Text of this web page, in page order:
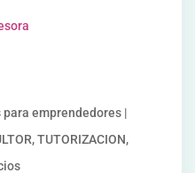
para emprendedores |
TUTORIZACION,